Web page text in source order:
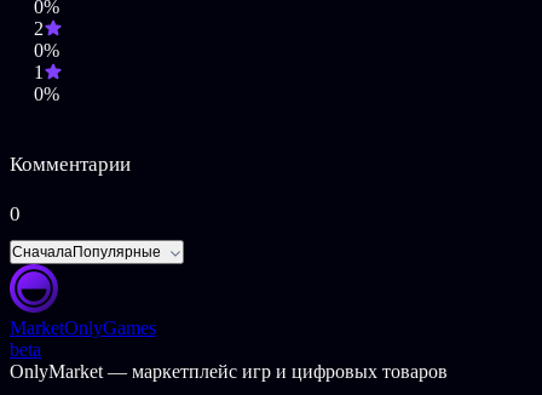
0%
2
0%
1
0%
Комментарии
0
СначалаПопулярные
MarketOnlyGames
beta
OnlyMarket — маркетплейс игр и цифровых товаров